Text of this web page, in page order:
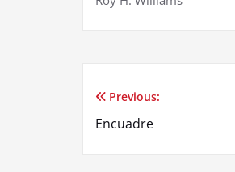
Post
Previous:
Encuadre